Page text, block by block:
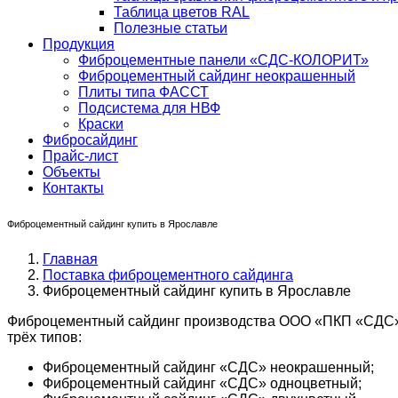
Таблица цветов RAL
Полезные статьи
Продукция
Фиброцементные панели «СДС-КОЛОРИТ»
Фиброцементный сайдинг неокрашенный
Плиты типа ФАССТ
Подсистема для НВФ
Краски
Фибросайдинг
Прайс-лист
Объекты
Контакты
Фиброцементный сайдинг купить в Ярославле
Главная
Поставка фиброцементного сайдинга
Фиброцементный сайдинг купить в Ярославле
Фиброцементный сайдинг производства ООО «ПКП
трёх типов:
Фиброцементный сайдинг «СДС» неокрашенный;
Фиброцементный сайдинг «СДС» одноцветный;